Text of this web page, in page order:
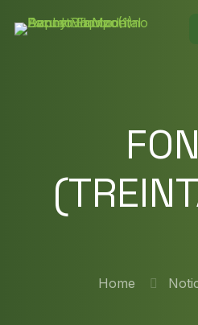
Home